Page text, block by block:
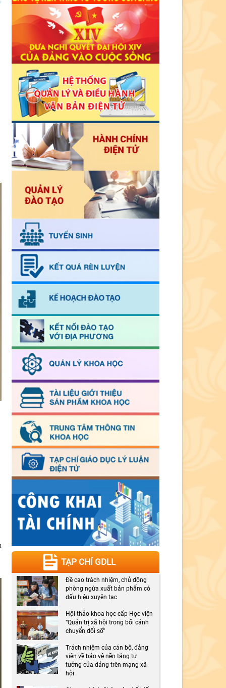
TẠP CHÍ GDLL
Đề cao trách nhiệm, chủ động
phòng ngừa xuất bản phẩm có
dấu hiệu xuyên tạc
Hội thảo khoa học cấp Học viện
“Quản trị xã hội trong bối cảnh
chuyển đổi số”
Trách nhiệm của cán bộ, đảng
viên về bảo vệ nền tảng tư
tưởng của đảng trên mạng xã
hội